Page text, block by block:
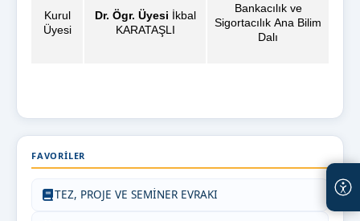
Kurul
Üyesi
Dr. Ögr. Üyesi İkbal
KARATAŞLI
Bankacılık ve
Sigortacılık Ana Bilim
Dalı
FAVORILER
TEZ, PROJE VE SEMİNER EVRAKI